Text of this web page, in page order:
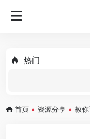
热门
首页 • 资源分享 • 教